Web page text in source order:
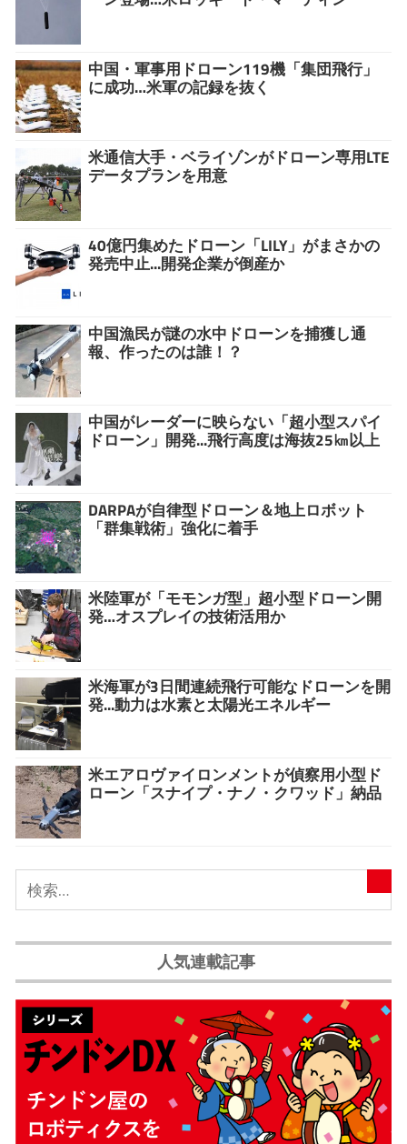
中国・軍事用ドローン119機「集団飛行」
に成功…米軍の記録を抜く
米通信大手・ベライゾンがドローン専用LTE
データプランを用意
40億円集めたドローン「LILY」がまさかの
発売中止...開発企業が倒産か
中国漁民が謎の水中ドローンを捕獲し通
報、作ったのは誰！？
中国がレーダーに映らない「超小型スパイ
ドローン」開発...飛行高度は海抜25㎞以上
DARPAが自律型ドローン＆地上ロボット
「群集戦術」強化に着手
米陸軍が「モモンガ型」超小型ドローン開
発…オスプレイの技術活用か
米海軍が3日間連続飛行可能なドローンを開
発...動力は水素と太陽光エネルギー
米エアロヴァイロンメントが偵察用小型ド
ローン「スナイプ・ナノ・クワッド」納品
人気連載記事